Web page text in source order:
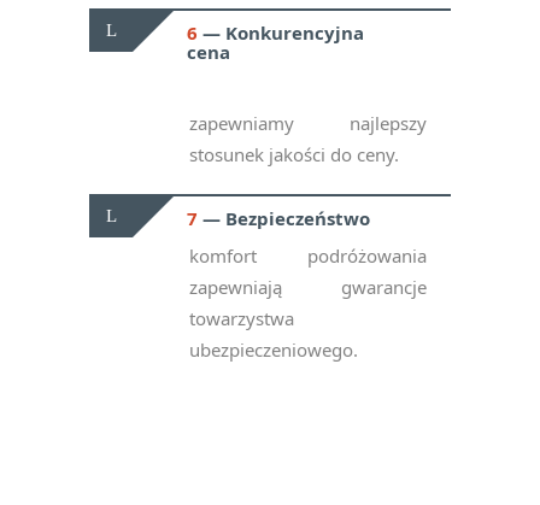
6
Konkurencyjna
cena
zapewniamy najlepszy
stosunek jakości do ceny.
7
Bezpieczeństwo
komfort podróżowania
zapewniają gwarancje
towarzystwa
ubezpieczeniowego.